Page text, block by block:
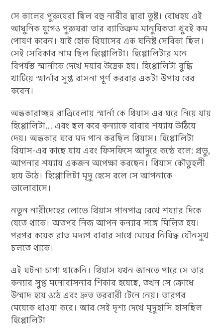
সে কালের পুরুষেরা ছিল বহু নারীর দ্বারা তুষ্ট। বোধহয় এই
আধুনিক যুগেও পুরুষরা তার ব্যাতিক্রম মানুষিকতা খুবই কম
পোষণ করেন। যাই হোক থিয়াসের এক ঘনিষ্ট সেবিকা ছিল।
সেই সেবিকার নাম ছিল হিপ্পোলিটা। হিপ্পোলিটার মনে
বিপর্যস্ত স্মার্নাকে দেখে দয়ার উদ্রেক হয়। হিপ্পোলিটা বুদ্ধি
খাটিয়ে স্মার্নার সুপ্ত বাসনা পূর্ণ করবার একটা উপায় বের
করেন।
অন্ধকারাচ্ছন্ন রাত্রিবেলায় স্মার্না কে থিয়াস এর ঘরে নিয়ে যায়
হিপ্পোলিটা… এবং ছল করে কন্যাকে বাবার শয্যায় উঠিয়ে
দেয়। অন্ধকার ঘরে মদ পান করছিল থিয়াস। হিপ্পোলিটা
থিয়াস-এর কাছে যায় এবং ফিসফিসে আদুরে কন্ঠে বলে: প্রভু,
আপনার শয্যায় একজন অপেক্ষা করছেন। থিয়াস কৌতুহলী
হয়ে উঠে। হিপ্পোলিটা মৃদু হেসে বলে সে আপনাকে
ভালোবাসে।
নতুন নারীদেহের লোভে থিয়াস পানপাত্র রেখে শয্যার দিকে
যেতে থাকে। অতপর নিজ আপন কন্যার সঙ্গে মিলিত হয়।
পরপর কয়েক রাত মদ্যপ বাবার সাথে মেয়ের নিষিদ্ধ যৌনসুখ
চলতে থাকে।
এই ঘটনা চাপা থাকেনি। থিয়াস যখন জানতে পারে সে তার
কন্যার সুপ্ত মনোবাসনার শিকার হয়েছে, তখন সে ক্রোধে
উম্মাদ হয়ে ওঠে এবং দ্রুত তরবারী টেনে নেয়। তারপর
মেয়েকে ধাওয়া করে। আর সেই দৃশ্য দেখে মৃদুহাসি হাসছিল
হিপ্পোলিটা